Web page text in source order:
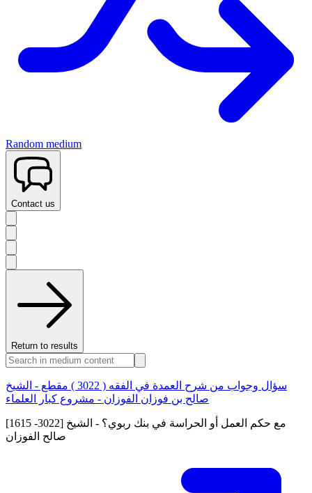
Random medium
Contact us
Return to results
سؤال وجواب من شرح العمدة في الفقه ( 3022 ) مقطع - الشيخ
صالح بن فوزان الفوزان - مشروع كبار العلماء
[1615 -3022] مع حكم العمل أو الحراسة في بنك ربوي؟ - الشيخ
صالح الفوزان